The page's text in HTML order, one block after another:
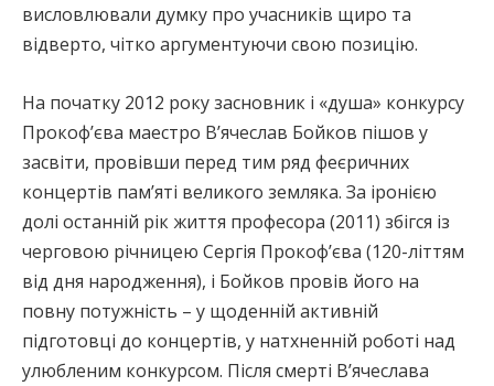
висловлювали думку про учасників щиро та
відверто, чітко аргументуючи свою позицію.
На початку 2012 року засновник і «душа» конкурсу
Прокоф’єва маестро В’ячеслав Бойков пішов у
засвіти, провівши перед тим ряд феєричних
концертів пам’яті великого земляка. За іронією
долі останній рік життя професора (2011) збігся із
черговою річницею Сергія Прокоф’єва (120-літтям
від дня народження), і Бойков провів його на
повну потужність – у щоденній активній
підготовці до концертів, у натхненній роботі над
улюбленим конкурсом. Після смерті В’ячеслава